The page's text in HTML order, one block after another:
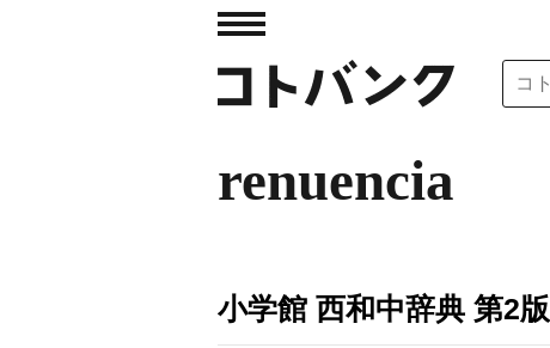
renuencia
小学館 西和中辞典 第2版